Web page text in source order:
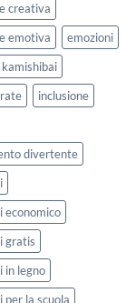
creativa
emotiva
emozioni
inclusione
divertente
economico
gratis
in legno
per la scuola